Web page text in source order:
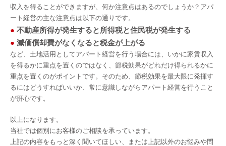
収入を得ることができますが、何か注意点はあるのでしょうか？アパ
ート経営の主な注意点は以下の通りです。
● 不動産所得が発生すると所得税と住民税が発生する
● 減価償却費がなくなると税金が上がる
など、土地活用としてアパート経営を行う場合には、いかに家賃収入
を得るかに重点を置くのではなく、節税効果がどれだけ得られるかに
重点を置くのがポイントです。そのため、節税効果を最大限に発揮す
るにはどうすればいいか、常に意識しながらアパート経営を行うこと
が肝心です。
以上になります。
当社では個別にお客様のご相談を承っています。
上記の内容をもっと深く聞いてほしい、または上記以外のお悩みや問